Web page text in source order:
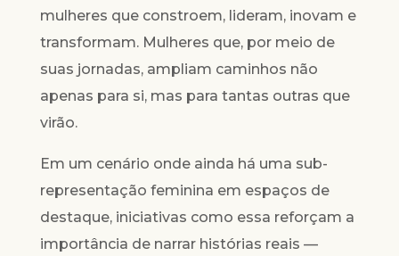
mulheres que constroem, lideram, inovam e
transformam. Mulheres que, por meio de
suas jornadas, ampliam caminhos não
apenas para si, mas para tantas outras que
virão.
Em um cenário onde ainda há uma sub-
representação feminina em espaços de
destaque, iniciativas como essa reforçam a
importância de narrar histórias reais —